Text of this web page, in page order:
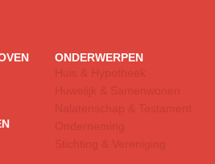
ONDERWERPEN
Huis & Hypotheek
Huwelijk & Samenwonen
Nalatenschap & Testament
Onderneming
Stichting & Vereniging